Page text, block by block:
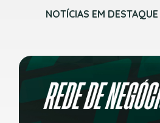
NOTÍCIAS EM DESTAQUE